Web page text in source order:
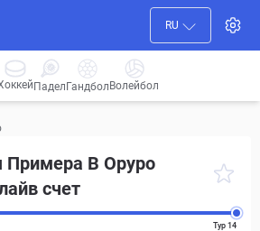
RU
ПаделГандбол Волейбол
Примера B Оруро
счет
Тур 14